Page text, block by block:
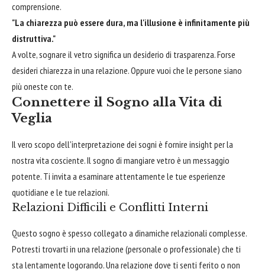
comprensione.
"La chiarezza può essere dura, ma l'illusione è infinitamente più
distruttiva."
A volte, sognare il vetro significa un desiderio di trasparenza. Forse
desideri chiarezza in una relazione. Oppure vuoi che le persone siano
più oneste con te.
Connettere il Sogno alla Vita di
Veglia
Il vero scopo dell'interpretazione dei sogni è fornire insight per la
nostra vita cosciente. Il sogno di mangiare vetro è un messaggio
potente. Ti invita a esaminare attentamente le tue esperienze
quotidiane e le tue relazioni.
Relazioni Difficili e Conflitti Interni
Questo sogno è spesso collegato a dinamiche relazionali complesse.
Potresti trovarti in una relazione (personale o professionale) che ti
sta lentamente logorando. Una relazione dove ti senti ferito o non